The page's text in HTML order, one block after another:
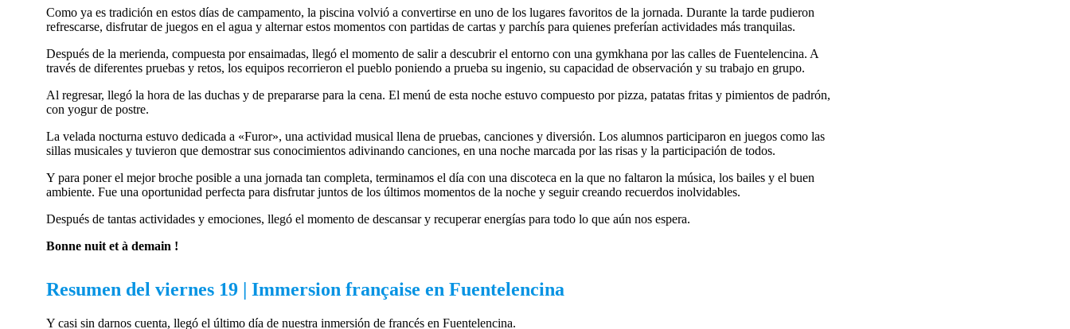
Como ya es tradición en estos días de campamento, la piscina volvió a convertirse en uno de los lugares favoritos de la jornada. Durante la tarde pudieron
refrescarse, disfrutar de juegos en el agua y alternar estos momentos con partidas de cartas y parchís para quienes preferían actividades más tranquilas.
Después de la merienda, compuesta por ensaimadas, llegó el momento de salir a descubrir el entorno con una gymkhana por las calles de Fuentelencina. A
través de diferentes pruebas y retos, los equipos recorrieron el pueblo poniendo a prueba su ingenio, su capacidad de observación y su trabajo en grupo.
Al regresar, llegó la hora de las duchas y de prepararse para la cena. El menú de esta noche estuvo compuesto por pizza, patatas fritas y pimientos de padrón,
con yogur de postre.
La velada nocturna estuvo dedicada a «Furor», una actividad musical llena de pruebas, canciones y diversión. Los alumnos participaron en juegos como las
sillas musicales y tuvieron que demostrar sus conocimientos adivinando canciones, en una noche marcada por las risas y la participación de todos.
Y para poner el mejor broche posible a una jornada tan completa, terminamos el día con una discoteca en la que no faltaron la música, los bailes y el buen
ambiente. Fue una oportunidad perfecta para disfrutar juntos de los últimos momentos de la noche y seguir creando recuerdos inolvidables.
Después de tantas actividades y emociones, llegó el momento de descansar y recuperar energías para todo lo que aún nos espera.
Bonne nuit et à demain !
Resumen del viernes 19 | Immersion française en Fuentelencina
Y casi sin darnos cuenta, llegó el último día de nuestra inmersión de francés en Fuentelencina.